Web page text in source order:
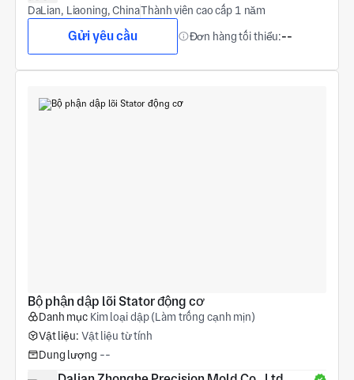
DaLian, Liaoning, ChinaThành viên cao cấp 1 năm
Gửi yêu cầu Đơn hàng tối thiểu:--
Bộ phận dập lõi Stator động cơ
Danh mục Kim loại dập (Làm trống cạnh mịn)
Vật liệu: Vật liệu từ tính
Dung lượng --